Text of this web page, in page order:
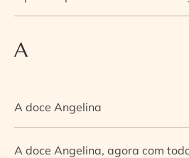
A
A doce Angelina
A doce Angelina, agora com